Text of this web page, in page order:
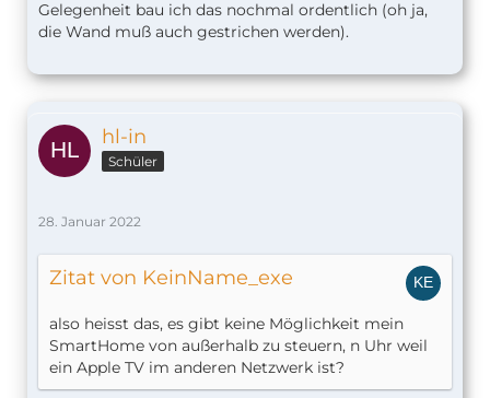
Gelegenheit bau ich das nochmal ordentlich (oh ja,
die Wand muß auch gestrichen werden).
hl-in
Schüler
28. Januar 2022
Zitat von KeinName_exe
also heisst das, es gibt keine Möglichkeit mein
SmartHome von außerhalb zu steuern, n Uhr weil
ein Apple TV im anderen Netzwerk ist?